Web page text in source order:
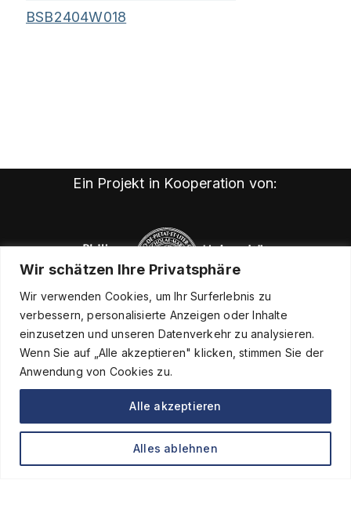
Wir schätzen Ihre Privatsphäre
Wir verwenden Cookies, um Ihr Surferlebnis zu
verbessern, personalisierte Anzeigen oder Inhalte
einzusetzen und unseren Datenverkehr zu analysieren.
Wenn Sie auf „Alle akzeptieren" klicken, stimmen Sie der
Anwendung von Cookies zu.
Alles ablehnen
Alle akzeptieren
BSB2404W018
Ein Projekt in Kooperation von:
Impressum